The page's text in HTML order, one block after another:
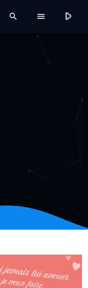
search menu play_arrow